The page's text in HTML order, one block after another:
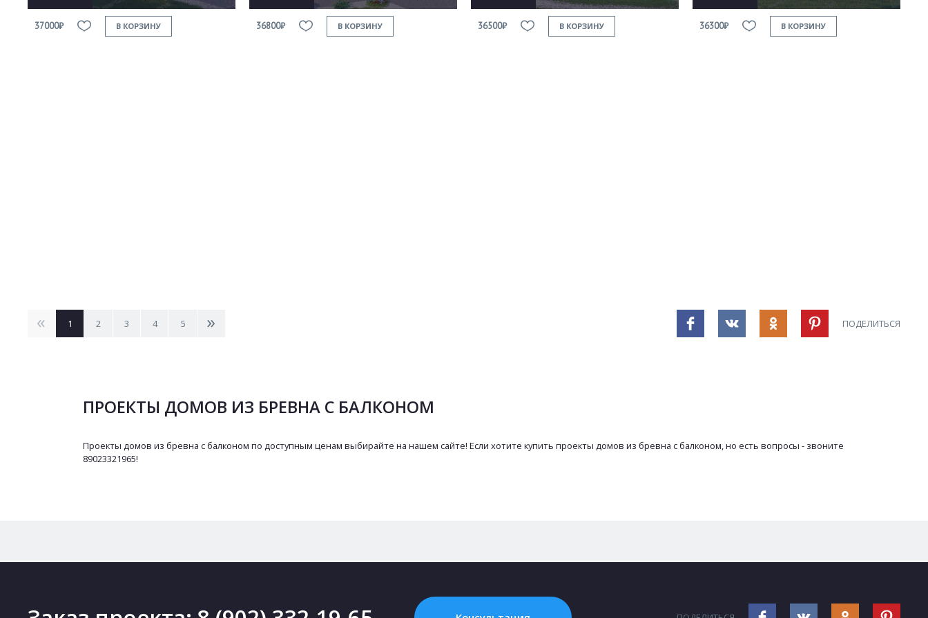
37000₽ В КОРЗИНУ 36800₽ В КОРЗИНУ 36500₽ В КОРЗИНУ 36300₽ В КОРЗИНУ
< 1 2 3 4 5 > ПОДЕЛИТЬСЯ
ПРОЕКТЫ ДОМОВ ИЗ БРЕВНА С БАЛКОНОМ
Проекты домов из бревна с балконом по доступным ценам выбирайте на нашем сайте! Если хотите купить проекты домов из бревна с балконом, но есть вопросы - звоните
89023321965!